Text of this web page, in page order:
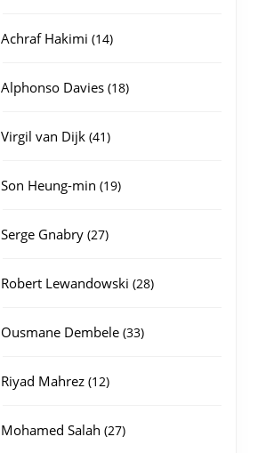
Achraf Hakimi 1414
Alphonso Davies 1818
Virgil van Dijk 4141
Son Heung-min 1919
Serge Gnabry 2727
Robert Lewandowski 2828
Ousmane Dembele 3333
Riyad Mahrez 1212
Mohamed Salah 2727